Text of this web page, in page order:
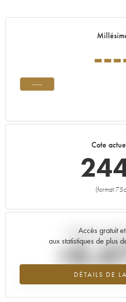
----
Cote
(format
Accès gratuit
aux statistiques de plus
DÉTAILS DE
Tendance
Tendance à la hausse du millésime